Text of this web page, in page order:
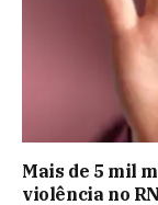
Mais de 5 mil
violência no